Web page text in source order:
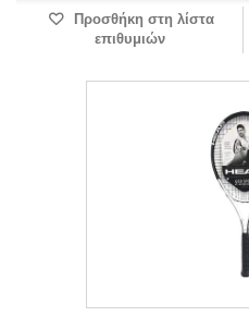
Προσθήκη στη λίστα
επιθυμιών